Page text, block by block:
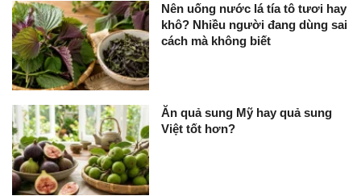
Nên uống nước lá tía tô tươi hay
khô? Nhiều người đang dùng sai
cách mà không biết
Ăn quả sung Mỹ hay quả sung
Việt tốt hơn?